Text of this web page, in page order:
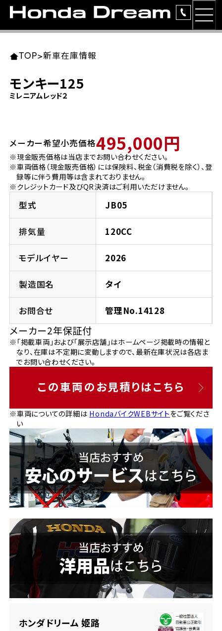
ラインアップ
レンタルバイク
洋用品
イベント
法人向けサービス
お問い合わせ
TOP>新車在庫情報
モンキー125
ミレニアムレッド２
メーカー希望小売価格495,000円
※現金販売価格は当店までお問い合わせください。
※車両価格（現金販売価格）には保険料、税金（消費税を除く）、登
録等に伴う費用等は含まれておりません。
※クレジットカード及びQR決済はご利用いただけません。
型式 JB05
排気量 120CC
モデルイヤー 2026
製造国名 タイ
お問合せ 管理No.14128
メーカー2年保証付
※「掲載車両」および「展示店舗」はホームページ掲載時の情報と
なり、在庫は不定期に変動しますので、最新在庫状況は各店ま
でお問い合わせください。
この車両のお見積りはこちら
※車両についての詳細は HondaバイクWEBサイトをご覧くださ
い
ホンダドリーム 姫路
東北エリア 店舗一覧
岩手県
宮城県
ホンダドリーム 仙台泉
ホンダドリーム 宮城岩沼
福島県
ホンダドリーム 郡山
関東エリア 店舗一覧
東京都
ホンダドリーム 西東京
ホンダドリーム 練馬
ホンダドリーム 板橋
ホンダドリーム 葛飾
ホンダドリーム 大田
ホンダドリーム 立川
神奈川県
ホンダドリーム 磯子
ホンダドリーム 川崎宮前
ホンダドリーム 横浜緑
千葉県
ホンダドリーム 船橋
ホンダドリーム 松戸
ホンダドリーム 蘇我
中部エリア 店舗一覧
愛知県
ホンダドリーム 名古屋南
ホンダドリーム 小牧
ホンダドリーム 名古屋東
ホンダドリーム 一宮
ホンダドリーム 豊橋
ホンダドリーム 名古屋上小田井
岐阜県
ホンダドリーム 岐阜
近畿エリア 店舗一覧
大阪府
ホンダドリーム 箕面
ホンダドリーム 藤井寺
ホンダドリーム 東淀川
ホンダドリーム 豊中
京都府
ホンダドリーム 京都北山
兵庫県
ホンダドリーム 神戸灘
ホンダドリーム 尼崎
ホンダドリーム 姫路
ホンダドリーム 西宮甲子園
奈良県
ホンダドリーム 奈良
中国・四国エリア 店舗一覧
岡山県
広島県
ホンダドリーム 広島
ホンダドリーム 福山
徳島県
ホンダドリーム 徳島
香川県
ホンダドリーム 高松
九州エリア 店舗一覧
福岡県
ホンダドリーム 福岡東
ホンダドリーム 久留米
ホンダドリーム 福岡春日
ホンダドリーム 福岡西
熊本県